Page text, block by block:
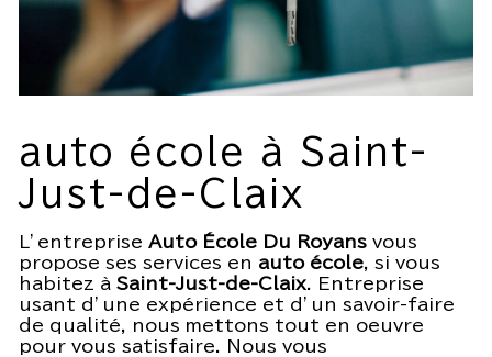
auto école à Saint-
Just-de-Claix
L’entreprise Auto École Du Royans vous
propose ses services en auto école, si vous
habitez à Saint-Just-de-Claix. Entreprise
usant d’une expérience et d’un savoir-faire
de qualité, nous mettons tout en oeuvre
pour vous satisfaire. Nous vous